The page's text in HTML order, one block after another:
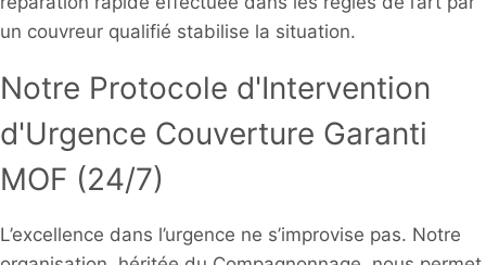
un couvreur qualifié stabilise la situation.
Notre Protocole d'Intervention
d'Urgence Couverture Garanti
MOF (24/7)
L’excellence dans l’urgence ne s’improvise pas. Notre